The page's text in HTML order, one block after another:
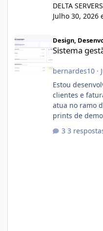
DELTA SERVERS
Julho 30, 2026
Design,
Sistema
bernardes10·
Estou
clientes e
atua no ramo
prints de
com cerca de
3